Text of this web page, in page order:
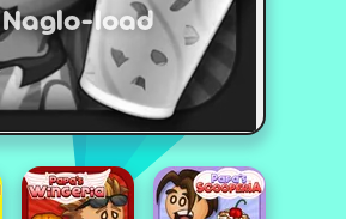
Naglo-load